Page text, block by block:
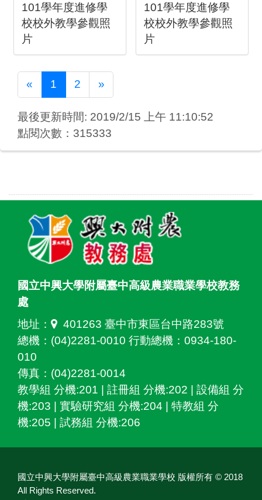
101學年度進修學
校校外教學參觀照
片
101學年度進修學
校校外教學參觀照
片
« Previous
1 2 »Next
最後更新時間: 2019/2/15 上午 11:10:52
點閱次數：315333
國立中興大學附屬臺中高級農業職業學校教務
處
地址：
401263 臺中市東區台中路283號
總機：(04)2281-0010 行動總機：0934-180-
010
傳真：(04)2281-0014
教學組 分機:201 | 註冊組 分機:202 | 設備組 分
機:203 | 實驗研究組 分機:204 | 特教組 分
機:205 | 試務組 分機:206
國立中興大學附屬臺中高級農業職業學校 版權所有 © 2018
All Rights Reserved.